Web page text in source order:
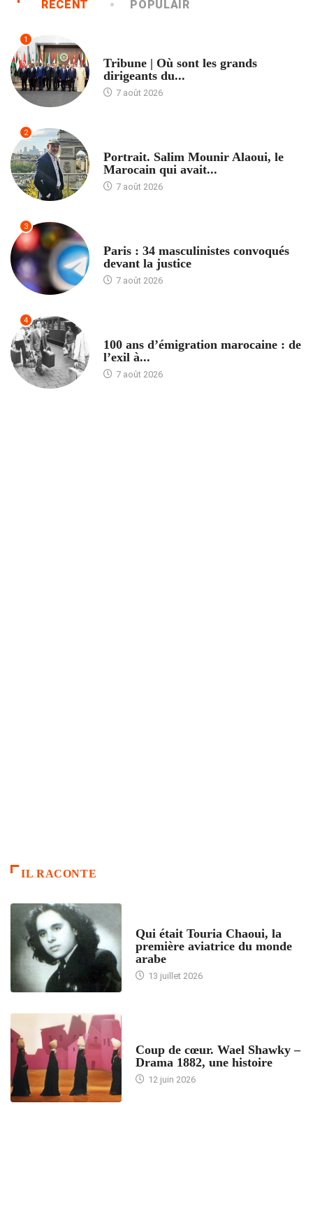
RÉCENT POPULAIR
1
Tribune | Où sont les grands
dirigeants du...
7 août 2026
2
Portrait. Salim Mounir Alaoui, le
Marocain qui avait...
7 août 2026
3
Paris : 34 masculinistes convoqués
devant la justice
7 août 2026
4
100 ans d’émigration marocaine : de
l’exil à...
7 août 2026
IL RACONTE
Qui était Touria Chaoui, la
première aviatrice du monde
arabe
13 juillet 2026
Coup de cœur. Wael Shawky –
Drama 1882, une histoire
12 juin 2026